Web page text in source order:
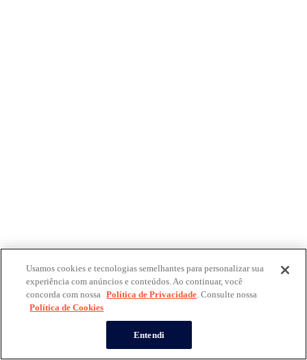
Usamos cookies e tecnologias semelhantes para personalizar sua
experiência com anúncios e conteúdos. Ao continuar, você
concorda com nossa Política de Privacidade. Consulte nossa
Política de Cookies
Entendi